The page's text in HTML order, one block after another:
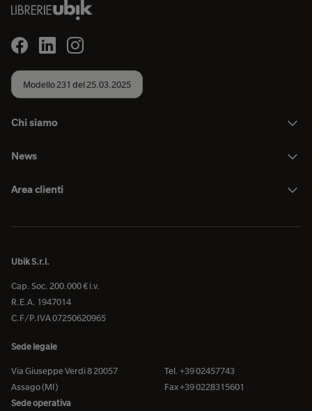
Modello 231 del 25.03.2025
Chi siamo
News
Area clienti
Ubik S.r.l.
Cap. Soc. 200.000 € i.v.
R.E.A. 1947014
C.F/P.IVA 07250620965
Sede legale
Via Giuseppe Verdi 8 20057
Assago (MI)
Tel. +39 02457743
Fax +39 0228315601
Sede operativa